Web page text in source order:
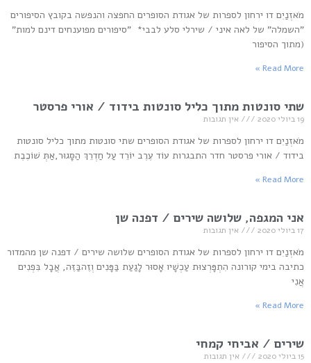
מֹאזְנַיִם דו ירחון לספרות של אגודת הסופרים החפצה והנפשה בקובץ הסיפורים
"השמלה" של לאה איני / שירלי סלע לבבי* "סיפורים מפוענחים דינם למות"
(מתוך הסיפור
Read More »
שתי סונטות מתוך כליל סונטות בידוד / אורי פרסטר
19 ביולי 2020 אין תגובות
מֹאזְנַיִם דו ירחון לספרות של אגודת הסופרים שתי סונטות מתוך כליל סונטות
בידוד / אורי פרסטר חדר התבגרות עוֹד עֶרֶב יוֹרֵד עַל חַדְרֵךְ הַסָּגוּר,אַתְּ שׁוֹכֶבֶת
Read More »
אני המגפה, שלושה שירים / דפנה שן
17 ביולי 2020 אין תגובות
מֹאזְנַיִם דו ירחון לספרות של אגודת הסופרים שלושה שירים / דפנה שן מהמדור
כתיבה בימי קורונה הִתְפָּרְצוּת עַכְשָׁיו אָסוּר לָגַעַת בַּפָּנִים וְזֶהבַּזֶּה, אֲבָל בִּפְנִים
אֲנִי
Read More »
שירים / אביחי קמחי
15 ביולי 2020 אין תגובות